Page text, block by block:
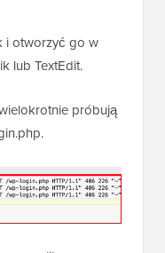
to pobranie